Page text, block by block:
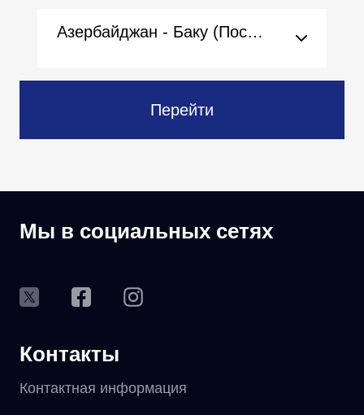
Азербайджан - Баку (Посольство)
Перейти
Мы в социальных сетях
Контакты
Контактная информация